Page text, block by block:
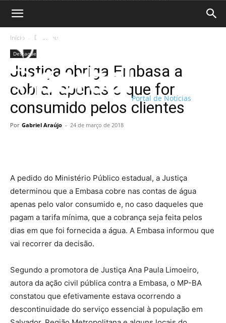
Portal de Notícias
Início Destaque
Destaque
Justiça obriga Embasa a
cobrar apenas o que for
consumido pelos clientes
Por Gabriel Araújo - 24 de março de 2018
A pedido do Ministério Público estadual, a Justiça
determinou que a Embasa cobre nas contas de água
apenas pelo valor consumido e, no caso daqueles que
pagam a tarifa mínima, que a cobrança seja feita pelos
dias em que foi fornecida a água. A Embasa informou que
vai recorrer da decisão.
Segundo a promotora de Justiça Ana Paula Limoeiro,
autora da ação civil pública contra a Embasa, o MP-BA
constatou que efetivamente estava ocorrendo a
descontinuidade do serviço essencial à população em